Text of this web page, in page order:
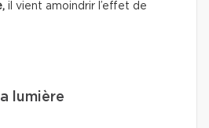
il vient amoindrir l’effet de
lumière